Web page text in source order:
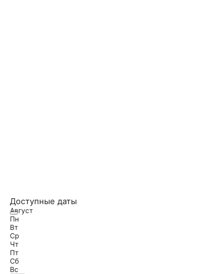
Доступные даты
Август
Пн
Вт
Ср
Чт
Пт
Сб
Вс